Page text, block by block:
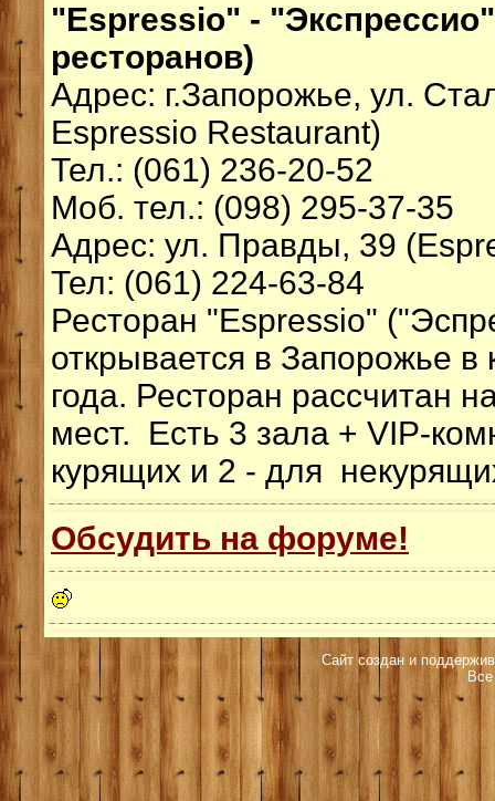
"Espressio" -
ресторанов)
Адрес: г.Запорожье, ул.
Espressio Restaurant)
Тел.: (061) 236-20-52
Моб. тел.: (098) 295-37-35
Адрес: ул. Правды, 39
Тел: (061) 224-63-84
Ресторан "Espressio"
открывается в Запорожье в
года. Ресторан рассчитан
мест. Есть 3 зала + VIP-
курящих и 2 - для
Обсудить на форуме!
Сайт создан и